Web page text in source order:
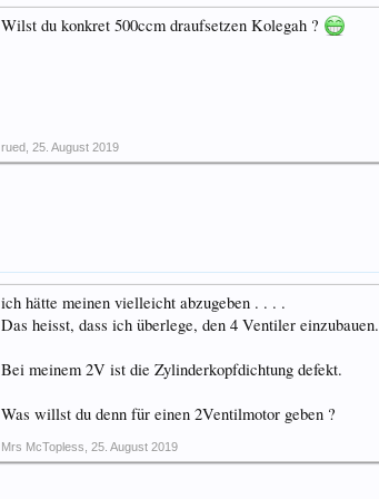
Wilst du konkret 500ccm draufsetzen Kolegah ?
rued 25. August 2019
ich hätte meinen vielleicht abzugeben . . . .
Das heisst, dass ich überlege, den 4 Ventiler einzubauen.
Bei meinem 2V ist die Zylinderkopfdichtung defekt.
Was willst du denn für einen 2Ventilmotor geben ?
Mrs McTopless 25. August 2019